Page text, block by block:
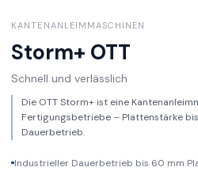
KANTENANLEIMMASCHINEN
Storm+ OTT
Schnell und verlässlich
Die OTT Storm+ ist eine
Fertigungsbetriebe – Plattenstärke
Dauerbetrieb.
Industrieller Dauerbetrieb bis 60 mm